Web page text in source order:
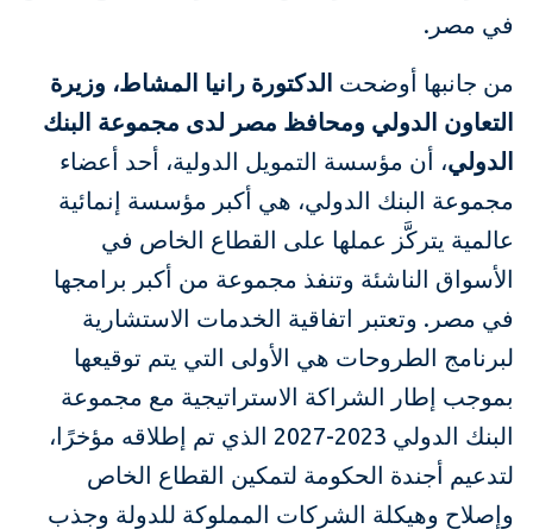
في مصر.
من جانبها أوضحت الدكتورة رانيا المشاط، وزيرة
التعاون الدولي ومحافظ مصر لدى مجموعة البنك
الدولي، أن مؤسسة التمويل الدولية، أحد أعضاء
مجموعة البنك الدولي، هي أكبر مؤسسة إنمائية
عالمية يتركَّز عملها على القطاع الخاص في
الأسواق الناشئة وتنفذ مجموعة من أكبر برامجها
في مصر. وتعتبر اتفاقية الخدمات الاستشارية
لبرنامج الطروحات هي الأولى التي يتم توقيعها
بموجب إطار الشراكة الاستراتيجية مع مجموعة
البنك الدولي 2023-2027 الذي تم إطلاقه مؤخرًا،
لتدعيم أجندة الحكومة لتمكين القطاع الخاص
وإصلاح وهيكلة الشركات المملوكة للدولة وجذب